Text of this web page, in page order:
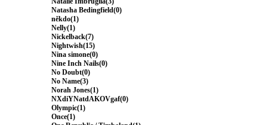
Natasha Bedingfield(0)
někdo(1)
Nelly(1)
Nickelback(7)
Nightwish(15)
Nina simone(0)
Nine Inch Nails(0)
No Doubt(0)
No Name(3)
Norah Jones(1)
NXdiYNatdAKOVgaf(0)
Olympic(1)
Once(1)